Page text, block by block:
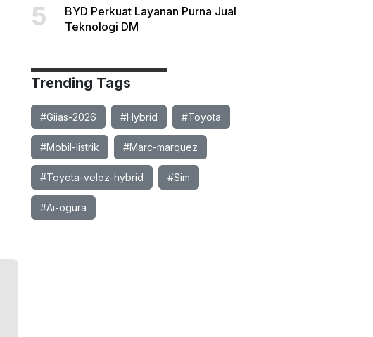
5
BYD Perkuat Layanan Purna Jual
Teknologi DM
Trending Tags
#Giias-2026 #Hybrid #Toyota
#Mobil-listrik #Marc-marquez
#Toyota-veloz-hybrid #Sim
#Ai-ogura